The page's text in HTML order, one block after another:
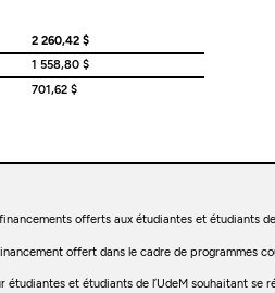
2 260,42 $
1 558,80 $
701,62 $
offerts aux étudiantes et étudiants
offert dans le cadre de programmes
étudiantes et étudiants de l’UdeM souhaitant se